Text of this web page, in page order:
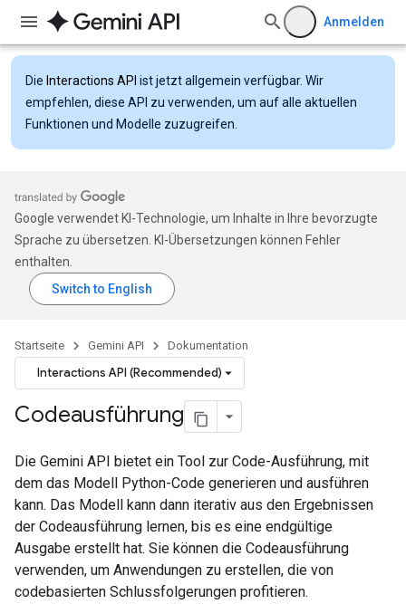
Anmelden
Die Interactions API ist jetzt allgemein verfügbar. Wir
empfehlen, diese API zu verwenden, um auf alle aktuellen
Funktionen und Modelle zuzugreifen.
Google verwendet KI-Technologie, um Inhalte in Ihre bevorzugte
Sprache zu übersetzen. KI-Übersetzungen können Fehler
enthalten.
Startseite Gemini API Dokumentation
Interactions API (Recommended)
Codeausführung
Die Gemini API bietet ein Tool zur Code-Ausführung, mit
dem das Modell Python-Code generieren und ausführen
kann. Das Modell kann dann iterativ aus den Ergebnissen
der Codeausführung lernen, bis es eine endgültige
Ausgabe erstellt hat. Sie können die Codeausführung
verwenden, um Anwendungen zu erstellen, die von
codebasierten Schlussfolgerungen profitieren.